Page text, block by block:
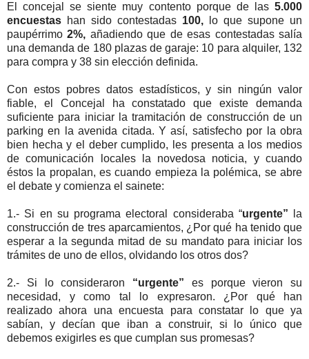
El concejal se siente muy contento porque de las 5.000
encuestas han sido contestadas 100, lo que supone un
paupérrimo2%, añadiendo que de esas contestadas salía
una demanda de 180 plazas de garaje: 10 para alquiler, 132
para compra y 38 sin elección definida.
Con estos pobres datos estadísticos, y sin ningún valor
fiable, el Concejal ha constatado que existe demanda
suficiente para iniciar la tramitación de construcción de un
parking en la avenida citada. Y así, satisfecho por la obra
bien hecha y el deber cumplido, les presenta a los medios
de comunicación locales la novedosa noticia, y cuando
éstos la propalan, es cuando empieza la polémica, se abre
el debate y comienza el sainete:
1.- Si en su programa electoral consideraba “urgente” la
construcción de tres aparcamientos, ¿Por qué ha tenido que
esperar a la segunda mitad de su mandato para iniciar los
trámites de uno de ellos, olvidando los otros dos?
2.- Si lo consideraron “urgente” es porque vieron su
necesidad, y como tal lo expresaron. ¿Por qué han
realizado ahora una encuesta para constatar lo que ya
sabían, y decían que iban a construir, si lo único que
debemos exigirles es que cumplan sus promesas?